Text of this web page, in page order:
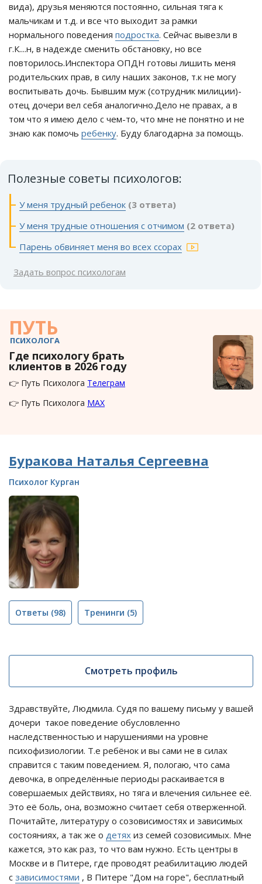
вида), друзья меняются постоянно, сильная тяга к
мальчикам и т.д. и все что выходит за рамки
нормального поведения подростка. Сейчас вывезли в
г.К....н, в надежде сменить обстановку, но все
повторилось.Инспектора ОПДН готовы лишить меня
родительских прав, в силу наших законов, т.к не могу
воспитывать дочь. Бывшим муж (сотрудник милиции)-
отец дочери вел себя аналогично.Дело не правах, а в
том что я имею дело с чем-то, что мне не понятно и не
знаю как помочь ребенку. Буду благодарна за помощь.
Полезные советы психологов:
У меня трудный ребенок (3 ответа)
У меня трудные отношения с отчимом (2 ответа)
Парень обвиняет меня во всех ссорах
Задать вопрос психологам
ПУТЬ
ПСИХОЛОГА
Где психологу брать
клиентов в 2026 году
👉 Путь Психолога Телеграм
👉 Путь Психолога MAX
Буракова Наталья Сергеевна
Психолог Курган
Ответы (98) Тренинги (5)
Смотреть профиль
Здравствуйте, Людмила. Судя по вашему письму у вашей
дочери такое поведение обусловленно
наследственностью и нарушениями на уровне
психофизиологии. Т.е ребёнок и вы сами не в силах
справится с таким поведением. Я, пологаю, что сама
девочка, в определённые периоды раскаивается в
совершаемых действиях, но тяга и влечения сильнее её.
Это её боль, она, возможно считает себя отверженной.
Почитайте, литературу о созовисимостях и зависимых
состояниях, а так же о детях из семей созовисимых. Мне
кажется, это как раз, то что вам нужно. Есть центры в
Москве и в Питере, где проводят реабилитацию людей
с зависимостями , В Питере "Дом на горе", бесплатный